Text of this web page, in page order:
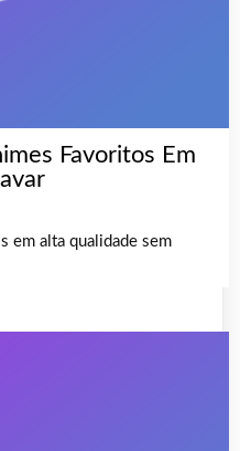
Favoritos Em
em alta qualidade sem